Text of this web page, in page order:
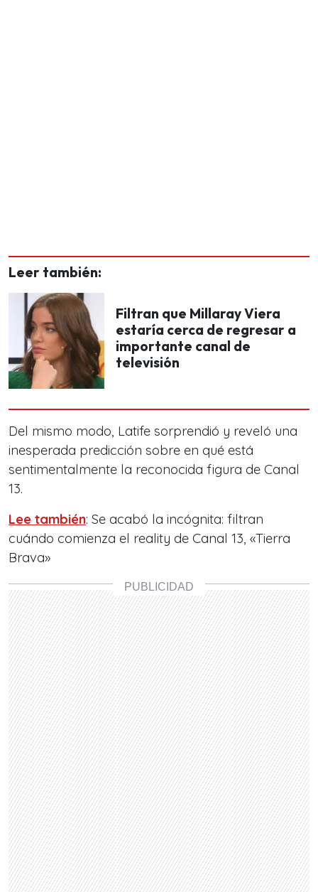
Leer también:
Filtran que Millaray Viera
estaría cerca de regresar a
importante canal de
televisión
Del mismo modo, Latife sorprendió y reveló una
inesperada predicción sobre en qué está
sentimentalmente la reconocida figura de Canal
13.
Lee también: Se acabó la incógnita: filtran
cuándo comienza el reality de Canal 13, «Tierra
Brava»